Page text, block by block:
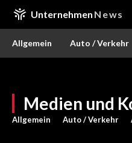
Unternehmen News
Allgemein Auto / Verkehr
Medien und
Allgemein Auto / Verkehr